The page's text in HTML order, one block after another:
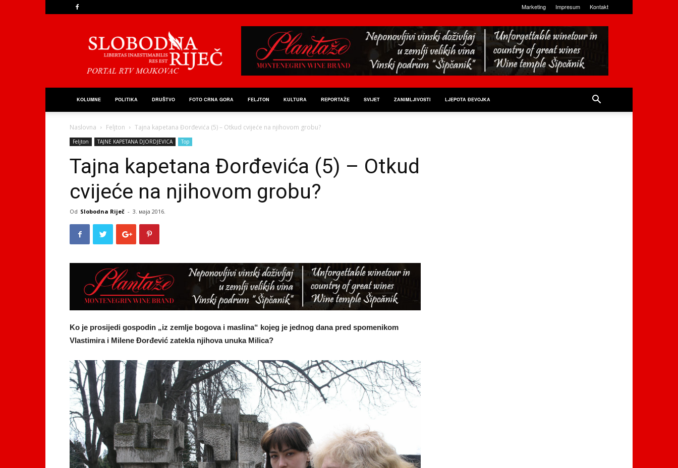
Marketing Impresum Kontakt
Riječ
KOLUMNE POLITIKA DRUŠTVO FOTO CRNA GORA FELJTON KULTURA REPORTAŽE SVIJET ZANIMLJIVOSTI LJEPOTA ĐEVOJKA
Naslovna Feljton Tajna kapetana Đorđevića (5) – Otkud cvijeće na njihovom grobu?
Feljton TAJNE KAPETANA DJORDJEVICA Top
Tajna kapetana Đorđevića (5) – Otkud
cvijeće na njihovom grobu?
Od Slobodna Riječ - 3. маја 2016.
Ko je prosijedi gospodin „iz zemlje bogova i maslina“ kojeg je jednog dana pred spomenikom
Vlastimira i Milene Đorđević zatekla njihova unuka Milica?